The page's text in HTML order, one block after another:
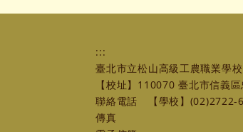
:::
臺北市立松山高級工農職業學校
【校址】110070 臺北市信義
聯絡電話
【學校】(02)2722-
傳真